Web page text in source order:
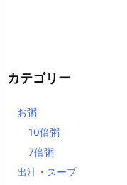
カテゴリー
お粥
10倍粥
7倍粥
出汁・スープ